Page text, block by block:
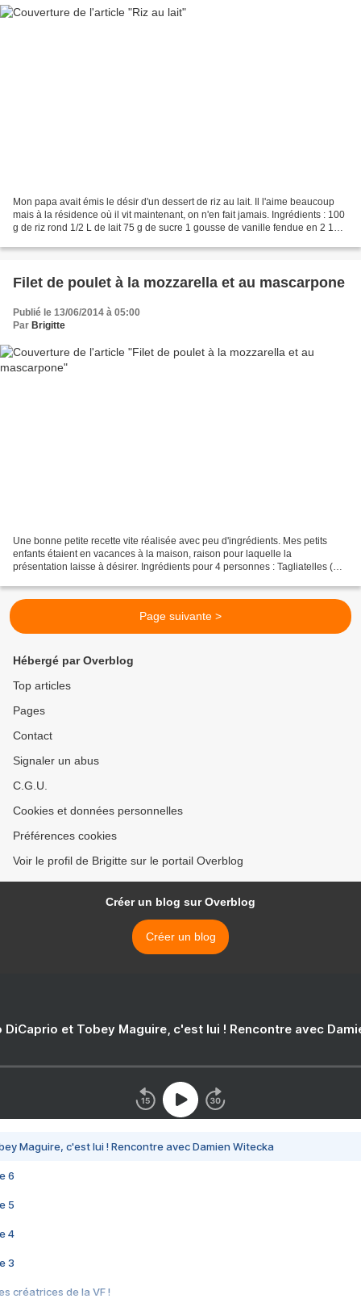
Mon papa avait émis le désir d'un dessert de riz au lait. Il l'aime beaucoup
mais à la résidence où il vit maintenant, on n'en fait jamais. Ingrédients : 100
g de riz rond 1/2 L de lait 75 g de sucre 1 gousse de vanille fendue en 2 1
Filet de poulet à la mozzarella et au mascarpone
Publié le 13/06/2014 à 05:00
Par Brigitte
Une bonne petite recette vite réalisée avec peu d'ingrédients. Mes petits
enfants étaient en vacances à la maison, raison pour laquelle la
présentation laisse à désirer. Ingrédients pour 4 personnes : Tagliatelles (
Page suivante >
Hébergé par Overblog
Top articles
Pages
Contact
Signaler un abus
C.G.U.
Cookies et données personnelles
Préférences cookies
Voir le profil de Brigitte sur le portail Overblog
Créer un blog sur Overblog
Créer un blog
DiCaprio et Tobey Maguire, c'est lui ! Rencontre avec
Maguire, c'est lui ! Rencontre avec Damien Witecka
6
5
4
3
créatrices de la VF !